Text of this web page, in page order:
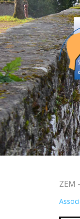
ZEM